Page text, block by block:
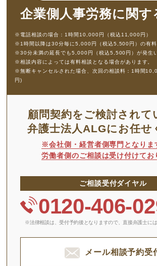
企業側人事労務に 関す
※電話相談の場合：1時間10,000円（税込11,000円）
※1時間以降は30分毎に5,000円（税込5,500円）の有料
※30分未満の延長でも5,000円（税込5,500円）が発生い
※相談内容によっては有料相談となる場合があります。
※無断キャンセルされた場合、次回の相談料：1時間
円)
顧問契約をご検討されて
弁護士法人ALGにお任せ
※会社側・経営者側専門となりま
労働者側のご相談は受け付けてお
ご相談受付ダイヤル
0120-406-
※法律相談は、受付予約後となりますので、 直接弁護士に
メール相談予約受